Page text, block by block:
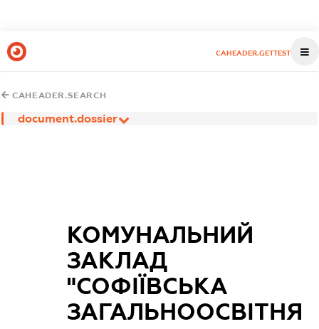
CAHEADER.GETTEST
CAHEADER.SEARCH
document.dossier
КОМУНАЛЬНИЙ
ЗАКЛАД
"СОФІЇВСЬКА
ЗАГАЛЬНООСВІТНЯ